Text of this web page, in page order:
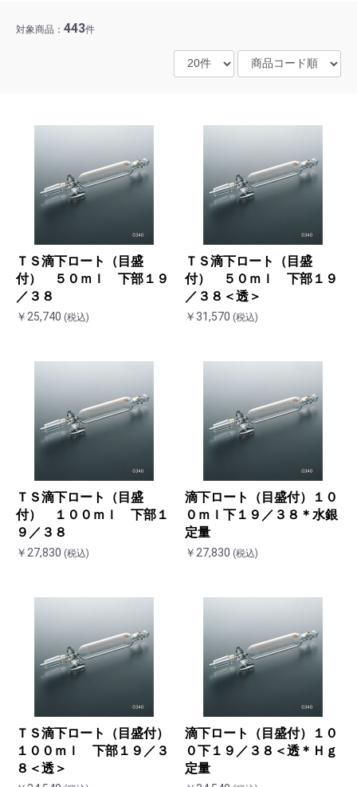
対象商品： 443件
ＴＳ滴下ロート（目盛
付） ５０ｍｌ 下部１９
／３８
￥25,740 (税込)
ＴＳ滴下ロート（目盛
付） ５０ｍｌ 下部１９
／３８＜透＞
￥31,570 (税込)
ＴＳ滴下ロート（目盛
付） １００ｍｌ 下部１
９／３８
￥27,830 (税込)
滴下ロート（目盛付）１０
０ｍｌ下１９／３８＊水銀
定量
￥27,830 (税込)
ＴＳ滴下ロート（目盛付）
１００ｍｌ 下部１９／３
８＜透＞
滴下ロート（目盛付）１０
０下１９／３８＜透＊Ｈｇ
定量